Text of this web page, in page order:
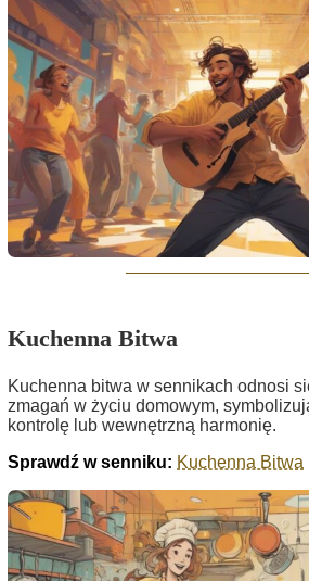
Kuchenna Bitwa
Kuchenna bitwa w sennikach odnosi
zmagań w życiu domowym,
kontrolę lub wewnętrzną harmonię.
Sprawdź w senniku: Kuchenna Bitwa